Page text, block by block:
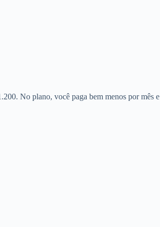
No plano, você paga bem menos por mês e